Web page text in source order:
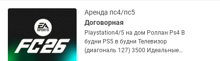
Аренда пс4/пс5
Договорная
Playstation4/5 на дом Роллан Ps4 В
будни PS5 в будни Телевизор
(диагональ 127) 3500 Идеальные